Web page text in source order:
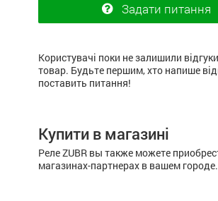
Задати питання
Користувачі поки не залишили
товар. Будьте першим, хто напише
поставить питання!
Купити в магазині
Реле ZUBR вы также можете
магазинах-партнерах в вашем городе.